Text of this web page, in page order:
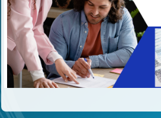
C'è un modo di contribuire alle attività
delle vittime della strada e per dare